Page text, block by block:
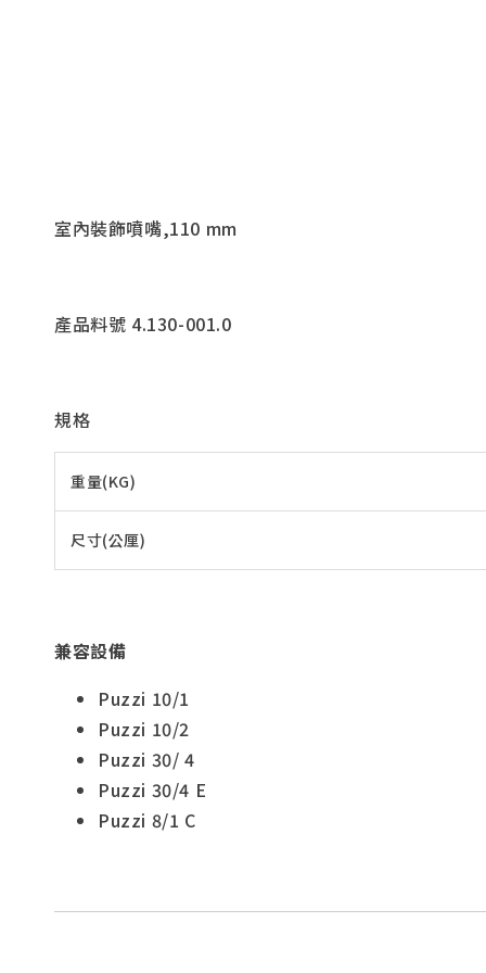
室內裝飾噴嘴,110 mm
產品料號 4.130-001.0
規格
重量(KG)
尺寸(公厘)
兼容設備
Puzzi 10/1
Puzzi 10/2
Puzzi 30/ 4
Puzzi 30/4 E
Puzzi 8/1 C